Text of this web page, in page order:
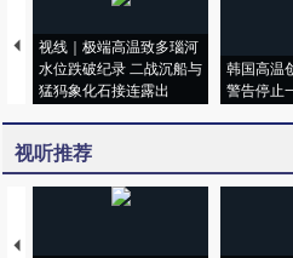
视线｜极端高温致多瑙河
水位跌破纪录 二战沉船与
猛犸象化石接连露出
韩国高温
警告停止
视听推荐